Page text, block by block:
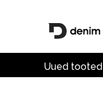
Uued tooted